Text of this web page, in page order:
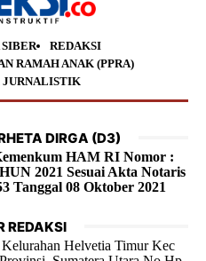
REDAKSI
RAMAH ANAK (PPRA)
DIRGA (D3)
HAM RI Nomor :
2021 Sesuai Akta Notaris
Tanggal 08 Oktober 2021
REDAKSI
Helvetia Timur Kec